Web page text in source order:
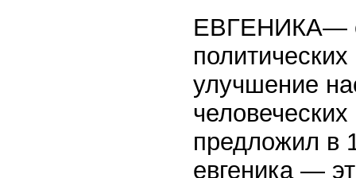
ЕВГЕНИКА—
улучшение
предложил в
евгеника —